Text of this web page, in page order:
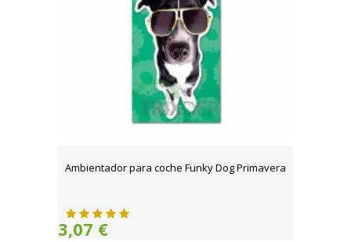
Ambientador para coche Funky Dog Primavera
3,07 €